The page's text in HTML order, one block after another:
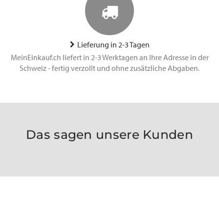
Lieferung in 2-3 Tagen
MeinEinkauf.ch liefert in 2-3 Werktagen an Ihre Adresse in der
Schweiz - fertig verzollt und ohne zusätzliche Abgaben.
Das sagen unsere Kunden